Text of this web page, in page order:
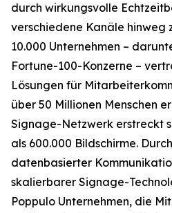
durch wirkungsvolle
verschiedene Kanäle hinweg
10.000 Unternehmen –
Fortune-100-Konzerne –
Lösungen für
über 50 Millionen Menschen
Signage-Netzwerk erstreckt
als 600.000 Bildschirme.
datenbasierter
skalierbarer Signage-
Poppulo Unternehmen, die